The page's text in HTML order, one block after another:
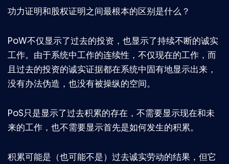
功力证明和股权证明之间最根本的区别是什么？
PoW不仅显示了过去的投资，也显示了持续不断的诚实
工作。由于系统中工作的连续性，不仅现在的工作，而
且过去的投资的诚实证据都在系统中固有地显示出来，
没有办法伪造，也没有被操纵的空间。
PoS只是显示了过去积累的存在，不需要显示现在和未
来的工作，也不需要显示首先是如何发生的积累。
积累可能是（也可能不是）过去诚实劳动的结果，但它